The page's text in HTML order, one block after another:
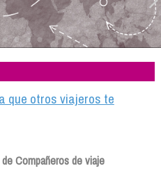
que otros viajeros te
Compañeros de viaje